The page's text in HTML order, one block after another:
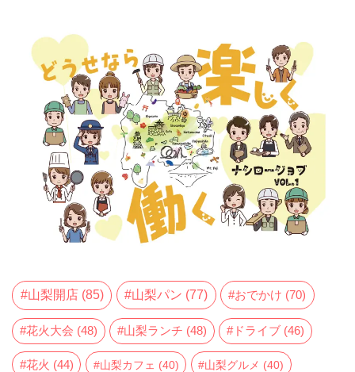
山梨開店 (85) 山梨パン (77) おでかけ (70)
花火大会 (48) 山梨ランチ (48) ドライブ (46)
花火 (44) 山梨カフェ (40) 山梨グルメ (40)